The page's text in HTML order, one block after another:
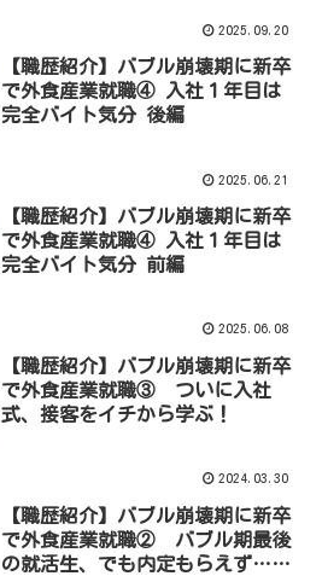
2025.09.20
【職歴紹介】バブル崩壊期に新卒
で外食産業就職④ 入社１年目は
完全バイト気分 後編
2025.06.21
【職歴紹介】バブル崩壊期に新卒
で外食産業就職④ 入社１年目は
完全バイト気分 前編
2025.06.08
【職歴紹介】バブル崩壊期に新卒
で外食産業就職③ ついに入社
式、接客をイチから学ぶ！
2024.03.30
【職歴紹介】バブル崩壊期に新卒
で外食産業就職② バブル期最後
の就活生、でも内定もらえず…